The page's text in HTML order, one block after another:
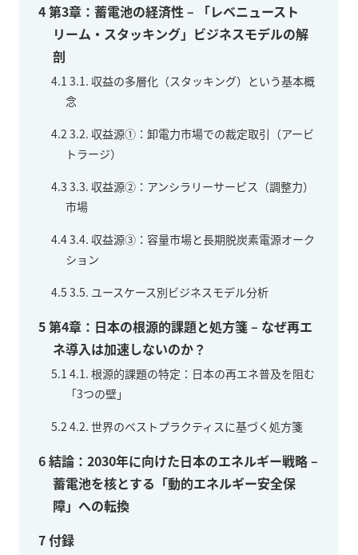
4第3章：蓄電池の経済性 – 「レベニュースト
リーム・スタッキング」ビジネスモデルの解
剖
4.1 3.1. 収益の多層化（スタッキング）という基本概
念
4.2 3.2. 収益源①：卸電力市場での裁定取引（アービ
トラージ）
4.3 3.3. 収益源②：アンシラリーサービス（調整力）
市場
4.43.4. 収益源③：容量市場と長期脱炭素電源オーク
ション
4.5 3.5. ユースケース別ビジネスモデル分析
5第4章：日本の根源的課題と処方箋 – なぜ再エ
ネ導入は加速しないのか？
5.1 4.1. 根源的課題の特定：日本の再エネ普及を阻む
「3つの壁」
5.2 4.2. 世界のベストプラクティスに基づく処方箋
6結論：2030年に向けた日本のエネルギー戦略 –
蓄電池を核とする「動的エネルギー安全保
障」への転換
7付録